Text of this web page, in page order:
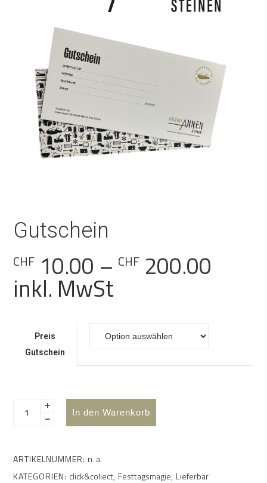
Gutschein
CHF 10.00 – CHF 200.00
inkl. MwSt
Preis
Gutschein
In den Warenkorb
ARTIKELNUMMER: n. a.
KATEGORIEN: click&collect, Festtagsmagie, Lieferbar